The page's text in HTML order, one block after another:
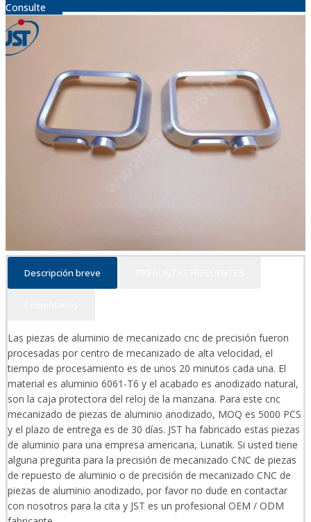
Consulte
Descripción breve
Las piezas de aluminio de mecanizado cnc de precisión fueron
procesadas por centro de mecanizado de alta velocidad, el
tiempo de procesamiento es de unos 20 minutos cada una. El
material es aluminio 6061-T6 y el acabado es anodizado natural,
son la caja protectora del reloj de la manzana. Para este cnc
mecanizado de piezas de aluminio anodizado, MOQ es 5000 PCS
y el plazo de entrega es de 30 días. JST ha fabricado estas piezas
de aluminio para una empresa americana, Lunatik. Si usted tiene
alguna pregunta para la precisión de mecanizado CNC de piezas
de repuesto de aluminio o de precisión de mecanizado CNC de
piezas de aluminio anodizado, por favor no dude en contactar
con nosotros para la cita y JST es un profesional OEM / ODM